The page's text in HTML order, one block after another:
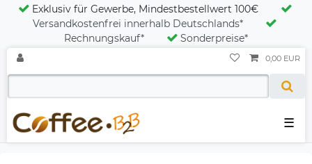
Exklusiv für Gewerbe, Mindestbestellwert 100€
Versandkostenfrei innerhalb Deutschlands*
Rechnungskauf*
Sonderpreise*
☰
0,00 EUR